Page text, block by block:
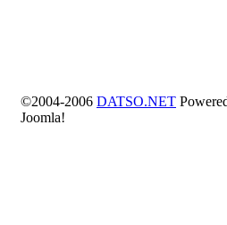
©2004-2006 DATSO.NET
Joomla!